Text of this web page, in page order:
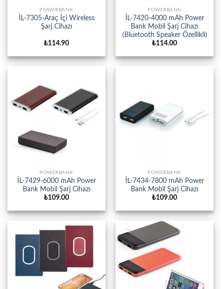
POWERBANK
İL-7305-Araç İçi Wireless
Şarj Cihazı
₺114.90
POWERBANK
İL-7420-4000 mAh Power
Bank Mobil Şarj Cihazı
(Bluetooth Speaker Özellikli)
₺114.00
POWERBANK
İL-7429-6000 mAh Power
Bank Mobil Şarj Cihazı
₺109.00
POWERBANK
İL-7434-7800 mAh Power
Bank Mobil Şarj Cihazı
₺109.00